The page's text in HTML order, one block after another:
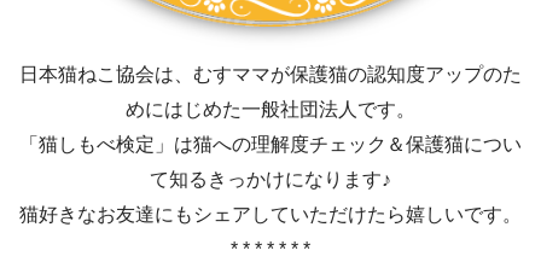
日本猫ねこ協会は、むすママが保護猫の認知度アップのた
めにはじめた一般社団法人です。
「猫しもべ検定」は猫への理解度チェック＆保護猫につい
て知るきっかけになります♪
猫好きなお友達にもシェアしていただけたら嬉しいです。
* * * * * * *